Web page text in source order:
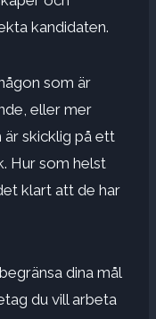
kandidaten.
som är
eller mer
skicklig på ett
Hur som helst
klart att de har
dina mål
du vill arbeta